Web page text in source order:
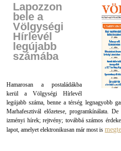
Lapozzon
bele a
Völgységi
Hírlevél
legújabb
számába
Hamarosan a postaládákba
kerül a Völgységi Hírlevél
legújabb száma, benne a térség legnagyobb
Marhafesztivál előzetese, programkínálata.
izményi hírek; rejtvény; továbbá számos
lapot, amelyet elektronikusan már most is